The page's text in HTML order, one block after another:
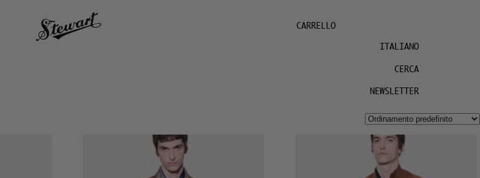
CARRELLO
ITALIANO
CERCA
NEWSLETTER